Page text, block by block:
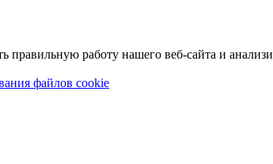
работу нашего веб-сайта и
файлов cookie